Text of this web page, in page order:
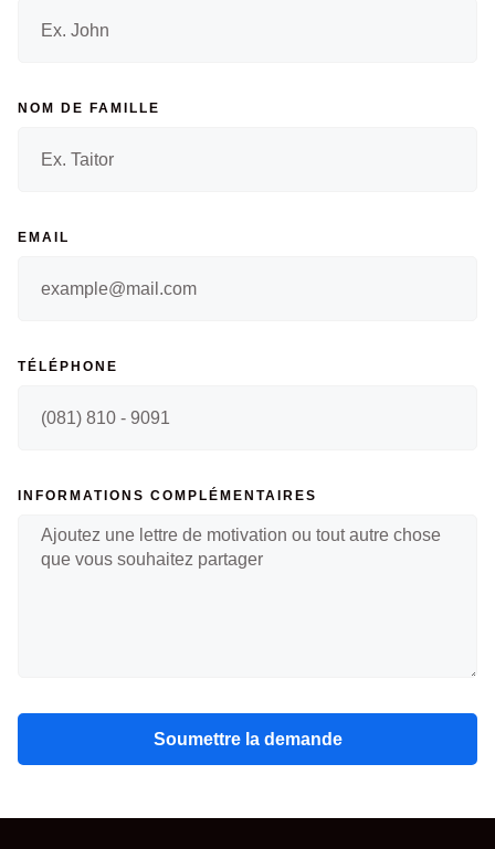
NOM DE FAMILLE
EMAIL
TÉLÉPHONE
INFORMATIONS COMPLÉMENTAIRES
Soumettre la demande